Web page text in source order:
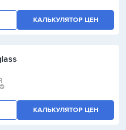
КАЛЬКУЛЯТОР ЦЕН
КАЛЬКУЛЯТОР ЦЕН